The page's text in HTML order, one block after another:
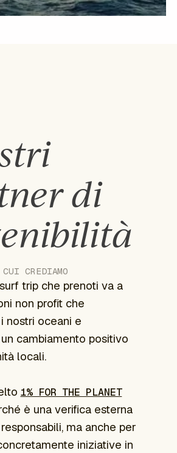
di
CREDIAMO
trip che prenoti va a
non profit che
nostri oceani e
cambiamento positivo
locali.
1% FOR THE PLANET
è una verifica esterna
ma anche per
iniziative in